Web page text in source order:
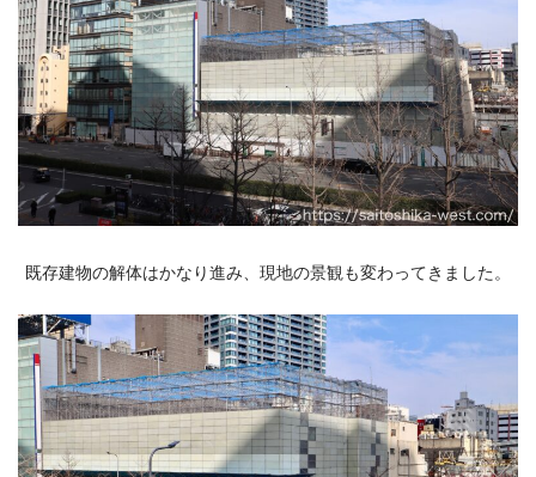
既存建物の解体はかなり進み、現地の景観も変わってきました。